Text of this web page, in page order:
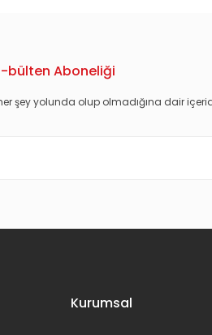
bülten Aboneliği
şey yolunda olup olmadığına dair
Kurumsal